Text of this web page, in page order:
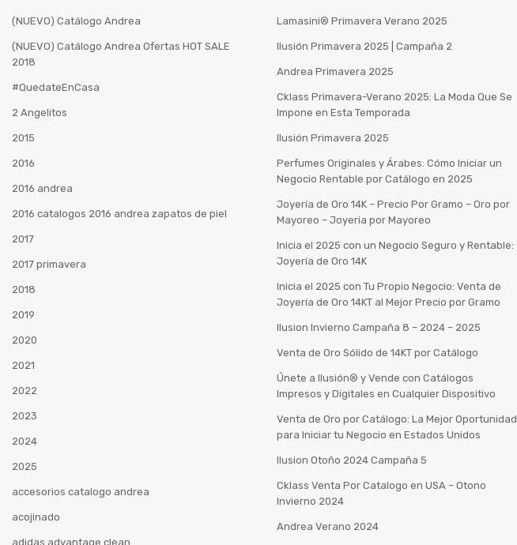
(NUEVO) Catálogo Andrea
(NUEVO) Catálogo Andrea Ofertas HOT SALE
2018
#QuedateEnCasa
2 Angelitos
2015
2016
2016 andrea
2016 catalogos 2016 andrea zapatos de piel
2017
2017 primavera
2018
2019
2020
2021
2022
2023
2024
2025
accesorios catalogo andrea
acojinado
adidas advantage clean
Lamasini® Primavera Verano 2025
Ilusión Primavera 2025 | Campaña 2
Andrea Primavera 2025
Cklass Primavera-Verano 2025: La Moda Que Se
Impone en Esta Temporada
Ilusión Primavera 2025
Perfumes Originales y Árabes: Cómo Iniciar un
Negocio Rentable por Catálogo en 2025
Joyería de Oro 14K – Precio Por Gramo – Oro por
Mayoreo – Joyeria por Mayoreo
Inicia el 2025 con un Negocio Seguro y Rentable:
Joyería de Oro 14K
Inicia el 2025 con Tu Propio Negocio: Venta de
Joyería de Oro 14KT al Mejor Precio por Gramo
Ilusion Invierno Campaña 8 – 2024 – 2025
Venta de Oro Sólido de 14KT por Catálogo
Únete a Ilusión® y Vende con Catálogos
Impresos y Digitales en Cualquier Dispositivo
Venta de Oro por Catálogo: La Mejor Oportunidad
para Iniciar tu Negocio en Estados Unidos
Ilusion Otoño 2024 Campaña 5
Cklass Venta Por Catalogo en USA – Otono
Invierno 2024
Andrea Verano 2024